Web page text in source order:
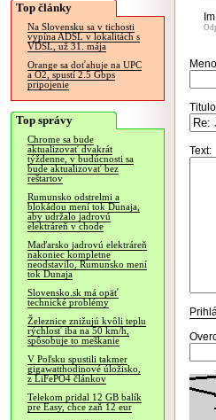
Top články
Na Slovensku sa v tichosti
vypína ADSL v lokalitách s
VDSL, už 31. mája
Orange sa doťahuje na UPC
a O2, spustí 2.5 Gbps
pripojenie
Top správy
Chrome sa bude
aktualizovať dvakrát
týždenne, v budúcnosti sa
bude aktualizovať bez
reštartov
Rumunsko odstrelmi a
blokádou mení tok Dunaja,
aby udržalo jadrovú
elektráreň v chode
Maďarsko jadrovú elektráreň
nakoniec kompletne
neodstavilo, Rumunsko mení
tok Dunaja
Slovensko.sk má opäť
technické problémy
Železnice znižujú kvôli teplu
rýchlosť iba na 50 km/h,
spôsobuje to meškanie
V Poľsku spustili takmer
gigawatthodinové úložisko,
z LiFePO4 článkov
Telekom pridal 12 GB balík
pre Easy, chce zaň 12 eur
Text: